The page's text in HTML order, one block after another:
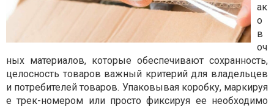
ак
о
в
оч
ных материалов, которые обеспечивают сохранность,
целосность товаров важный критерий для владельцев
и потребителей товаров. Упаковывая коробку, маркируя
е трек-номером или просто фиксируя ее необходимо